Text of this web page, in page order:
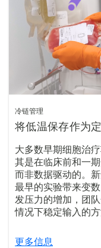
冷链管理
将低温保存作为
大多数早期细胞治
其是在临床前和一
而非数据驱动的。
最早的实验带来变
发压力的增加，团
情况下稳定输入的方
更多信息